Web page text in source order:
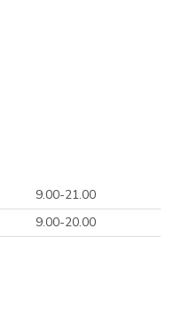
9.00-21.00
9.00-20.00